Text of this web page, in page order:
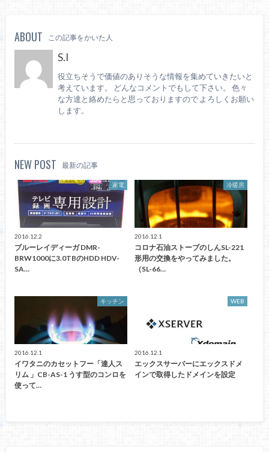
ABOUT この記事をかいた人
S.I
役立ちそうで価値のありそうな情報を集めていきたいと
考えています。 どんなコメントでもして下さい。 色々
な方達と絡めたらと思っておりますので よろしくお願い
します。
NEW POST 最新の記事
家電
2016.12.2
ブルーレイディーガ DMR-
BRW1000に3.0TBのHDD HDV-
SA…
冷暖房
2016.12.1
コロナ石油ストーブのしんSL-221
形用の交換をやってみました。
（SL-66…
キッチン
2016.12.1
イワタニのカセットフー「達人ス
リム 」CB-AS-1 うす型のコンロを
使って…
WEB
2016.12.1
エックスサーバーにエックスドメ
インで取得したドメインを設定